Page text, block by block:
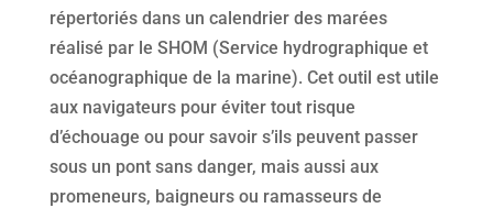
répertoriés dans un calendrier des marées
réalisé par le SHOM (Service hydrographique et
océanographique de la marine). Cet outil est utile
aux navigateurs pour éviter tout risque
d’échouage ou pour savoir s’ils peuvent passer
sous un pont sans danger, mais aussi aux
promeneurs, baigneurs ou ramasseurs de